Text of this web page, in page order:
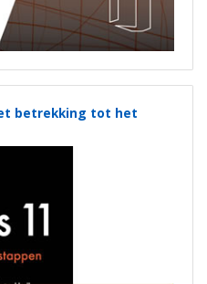
betrekking tot het